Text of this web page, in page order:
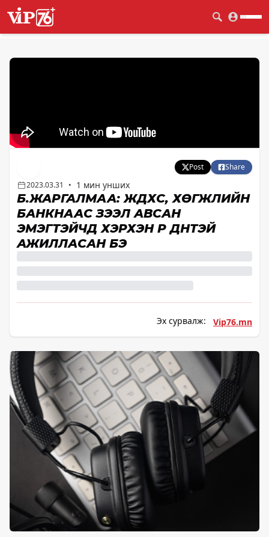
Post
Share
2023.03.31
• 1 мин унших
Б.ЖАРГАЛМАА: ЖДҮХС, ХӨГЖЛИЙН
БАНКНААС ЗЭЭЛ АВСАН
ЭМЭГТЭЙЧҮҮД ХЭРХЭН ҮР ДҮНТЭЙ
АЖИЛЛАСАН БЭ
Эх сурвалж: Vip76.mn